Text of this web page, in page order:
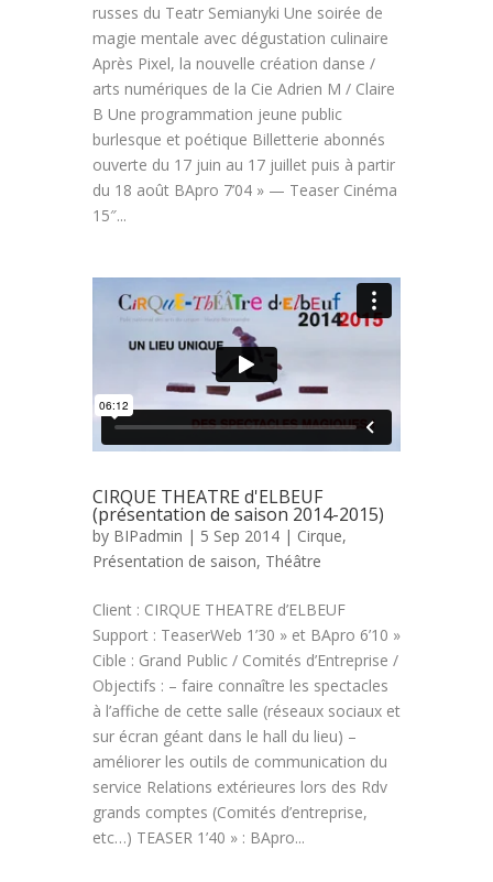
russes du Teatr Semianyki Une soirée de
magie mentale avec dégustation culinaire
Après Pixel, la nouvelle création danse /
arts numériques de la Cie Adrien M / Claire
B Une programmation jeune public
burlesque et poétique Billetterie abonnés
ouverte du 17 juin au 17 juillet puis à partir
du 18 août BApro 7’04 » — Teaser Cinéma
15″...
CIRQUE THEATRE d'ELBEUF
(présentation de saison 2014-2015)
by BIPadmin | 5 Sep 2014 | Cirque,
Présentation de saison, Théâtre
Client : CIRQUE THEATRE d’ELBEUF
Support : TeaserWeb 1’30 » et BApro 6’10 »
Cible : Grand Public / Comités d’Entreprise /
Objectifs : – faire connaître les spectacles
à l’affiche de cette salle (réseaux sociaux et
sur écran géant dans le hall du lieu) –
améliorer les outils de communication du
service Relations extérieures lors des Rdv
grands comptes (Comités d’entreprise,
etc…) TEASER 1’40 » : BApro...